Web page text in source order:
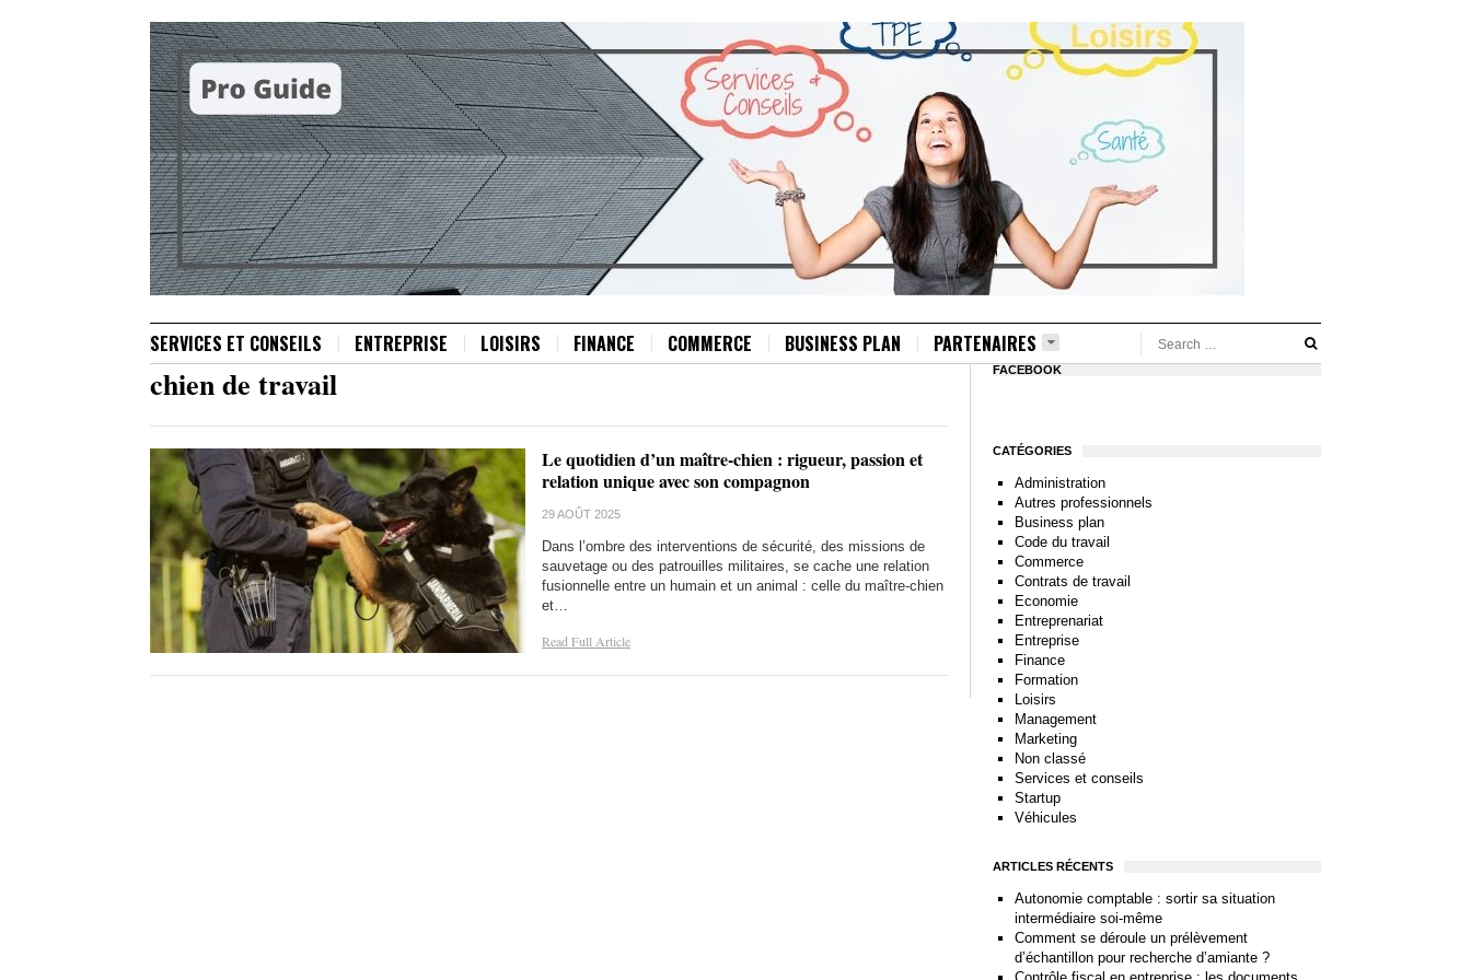
SERVICES ET CONSEILS ENTREPRISE LOISIRS FINANCE COMMERCE BUSINESS PLAN PARTENAIRES
chien de travail
Le quotidien d’un maître-chien : rigueur, passion et
relation unique avec son compagnon
29 AOÛT 2025
Dans l’ombre des interventions de sécurité, des missions de
sauvetage ou des patrouilles militaires, se cache une relation
fusionnelle entre un humain et un animal : celle du maître-chien
et…
Read Full Article
FACEBOOK
CATÉGORIES
Administration
Autres professionnels
Business plan
Code du travail
Commerce
Contrats de travail
Economie
Entreprenariat
Entreprise
Finance
Formation
Loisirs
Management
Marketing
Non classé
Services et conseils
Startup
Véhicules
ARTICLES RÉCENTS
Autonomie comptable : sortir sa situation
intermédiaire soi-même
Comment se déroule un prélèvement
d’échantillon pour recherche d’amiante ?